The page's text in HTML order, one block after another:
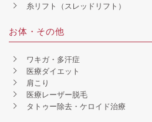
糸リフト（スレッドリフト）
お体・その他
ワキガ・多汗症
医療ダイエット
肩こり
医療レーザー脱毛
タトゥー除去・ケロイド治療